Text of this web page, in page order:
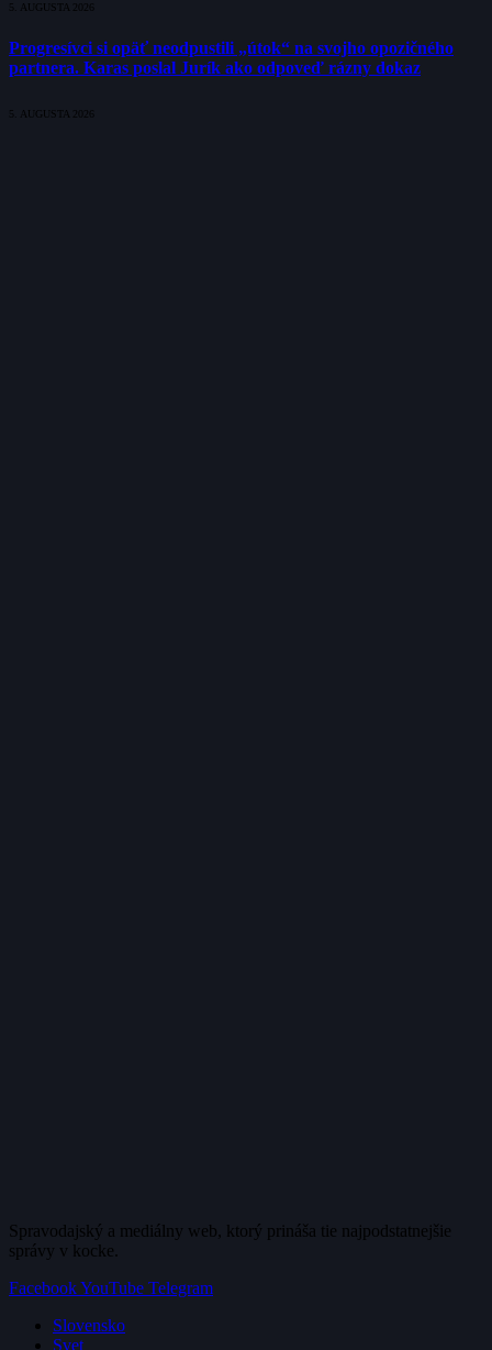
5. AUGUSTA 2026
Progresívci si opäť neodpustili „útok“ na svojho opozičného
partnera. Karas poslal Jurík ako odpoveď rázny dokaz
5. AUGUSTA 2026
Spravodajský a mediálny web, ktorý prináša tie najpodstatnejšie
správy v kocke.
FacebookYouTube Telegram
Slovensko
Svet